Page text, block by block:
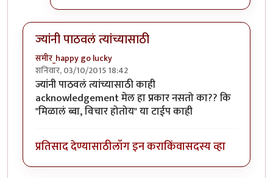
ज्यांनी पाठवलं त्यांच्यासाठी
समीर_happy go lucky
शनिवार, 03/10/2015 18:42
ज्यांनी पाठवलं त्यांच्यासाठी काही
acknowledgement मेल हा प्रकार नसतो का?? कि
"मिळालं ब्वा, विचार होतोय" या टाईप काही
प्रतिसाद देण्यासाठीलॉग इन कराकिंवासदस्य व्हा